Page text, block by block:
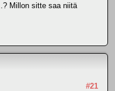
Millon sitte saa niitä
#21